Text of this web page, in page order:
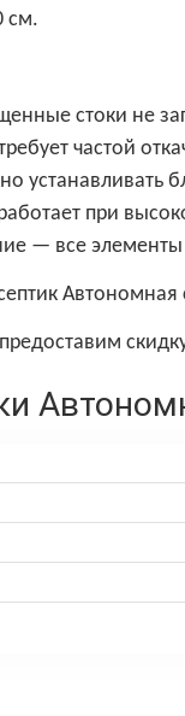
см.
стоки не
частой
устанавливать
при
— все